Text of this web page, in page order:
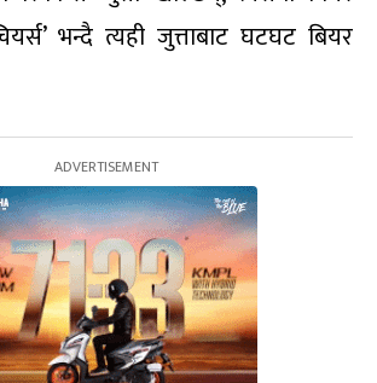
भन्दै त्यही जुत्ताबाट घटघट बियर